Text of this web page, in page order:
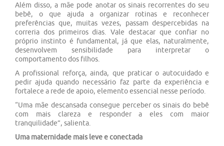
Além disso, a mãe pode anotar os sinais recorrentes do seu
bebê, o que ajuda a organizar rotinas e reconhecer
preferências que, muitas vezes, passam despercebidas na
correria dos primeiros dias. Vale destacar que confiar no
próprio instinto é fundamental, já que elas, naturalmente,
desenvolvem sensibilidade para interpretar o
comportamento dos filhos.
A profissional reforça, ainda, que praticar o autocuidado e
pedir ajuda quando necessário faz parte da experiência e
fortalece a rede de apoio, elemento essencial nesse período.
“Uma mãe descansada consegue perceber os sinais do bebê
com mais clareza e responder a eles com maior
tranquilidade”, salienta.
Uma maternidade mais leve e conectada